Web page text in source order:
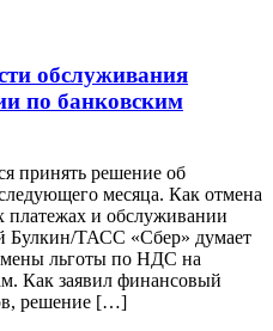
обслуживания
по банковским
принять решение об
месяца. Как отмена
платежах и обслуживании
Булкин/ТАСС «Сбер» думает
льготы по НДС на
Как заявил финансовый
решение […]